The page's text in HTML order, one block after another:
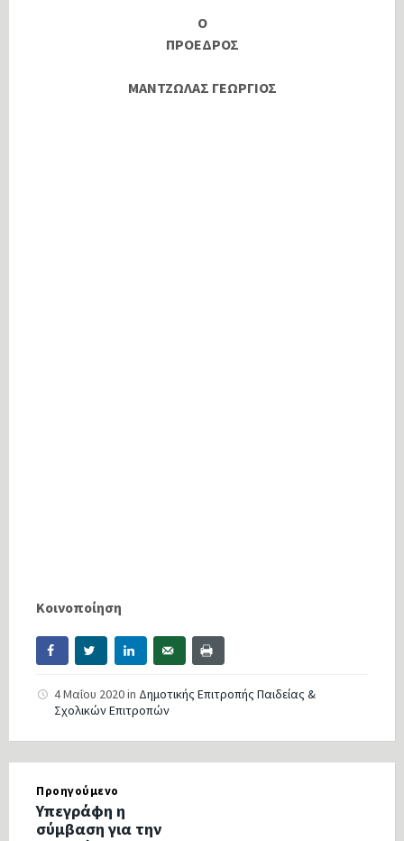
Ο
ΠΡΟΕΔΡΟΣ
ΜΑΝΤΖΩΛΑΣ ΓΕΩΡΓΙΟΣ
Κοινοποίηση
4 Μαΐου 2020in Δημοτικής Επιτροπής Παιδείας &
Σχολικών Επιτροπών
Προηγούμενο
Υπεγράφη η
σύμβαση για την